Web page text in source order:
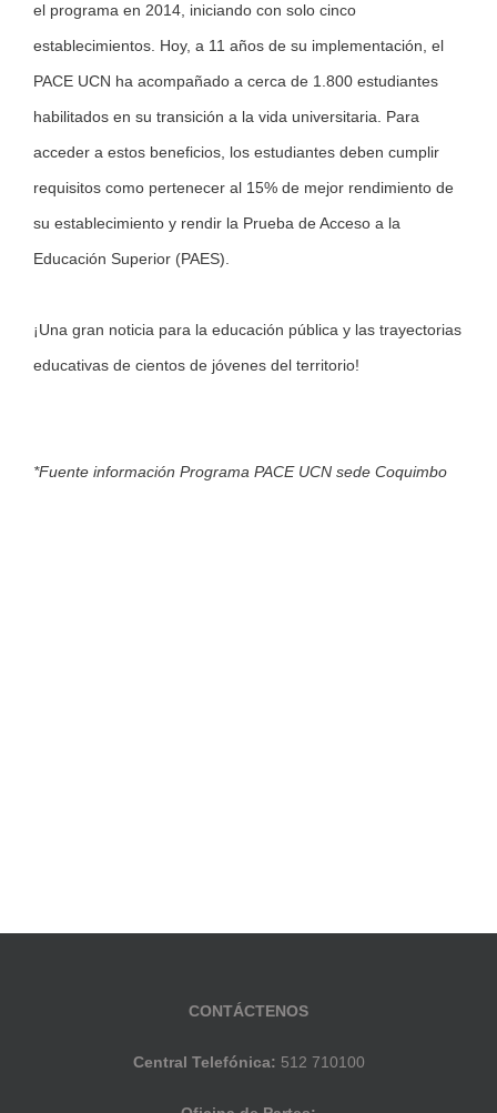
el programa en 2014, iniciando con solo cinco
establecimientos. Hoy, a 11 años de su implementación, el
PACE UCN ha acompañado a cerca de 1.800 estudiantes
habilitados en su transición a la vida universitaria. Para
acceder a estos beneficios, los estudiantes deben cumplir
requisitos como pertenecer al 15% de mejor rendimiento de
su establecimiento y rendir la Prueba de Acceso a la
Educación Superior (PAES).
¡Una gran noticia para la educación pública y las trayectorias
educativas de cientos de jóvenes del territorio!
*Fuente información Programa PACE UCN sede Coquimbo
CONTÁCTENOS
Central Telefónica: 512 710100